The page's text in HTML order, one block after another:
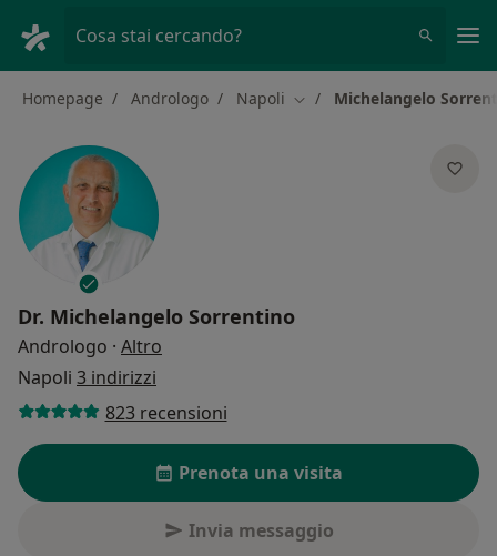
Cosa stai cercando?
Homepage Andrologo Napoli Cambia città
Michelangelo
Dr. Michelangelo Sorrentino
Andrologo · Altro
Napoli 3 indirizzi
823 recensioni
Prenota una visita
Invia messaggio